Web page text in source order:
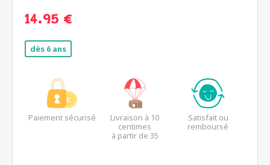
14.95 €
dès 6 ans
Paiement sécurisé
Livraison à 10
centimes
à partir de 35
Satisfait ou
remboursé